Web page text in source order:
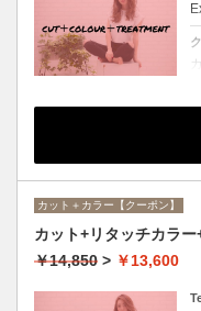
カット＋カラー【クーポン】
カット+リタッチカラ
￥14,850 > ￥13,600